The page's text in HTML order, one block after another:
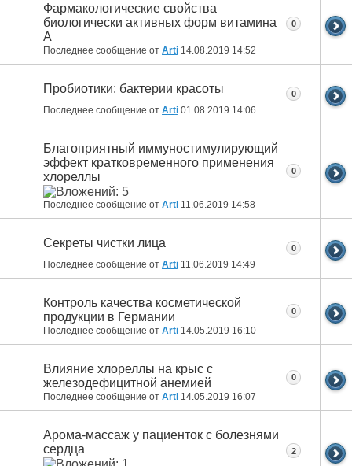
Фармакологические свойства
биологически активных форм витамина
А
Последнее сообщение от Arti 14.08.2019 14:52
0
Пробиотики: бактерии красоты
Последнее сообщение от Arti 01.08.2019 14:06
0
Благоприятный иммуностимулирующий
эффект кратковременного применения
хлореллы
Последнее сообщение от Arti 11.06.2019 14:58
0
Секреты чистки лица
Последнее сообщение от Arti 11.06.2019 14:49
0
Контроль качества косметической
продукции в Германии
Последнее сообщение от Arti 14.05.2019 16:10
0
Влияние хлореллы на крыс с
железодефицитной анемией
Последнее сообщение от Arti 14.05.2019 16:07
0
Арома-массаж у пациенток с болезнями
сердца
2